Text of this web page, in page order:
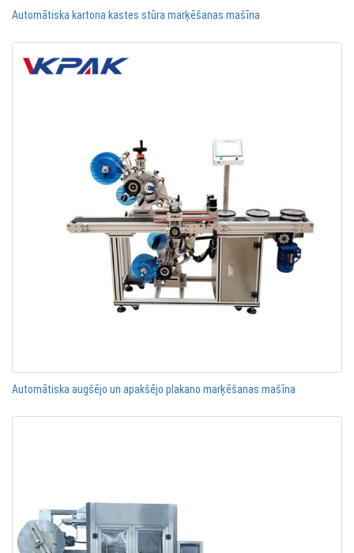
Automātiska kartona kastes stūra marķēšanas mašīna
Automātiska augšējo un apakšējo plakano marķēšanas mašīna